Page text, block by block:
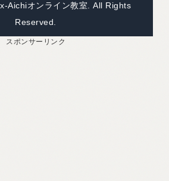
Aichiオンライン教室. All Rights
Reserved.
スポンサーリンク